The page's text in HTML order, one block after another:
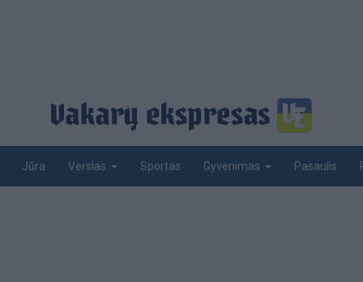
Jūra Verslas Sportas Gyvenimas Pasaulis